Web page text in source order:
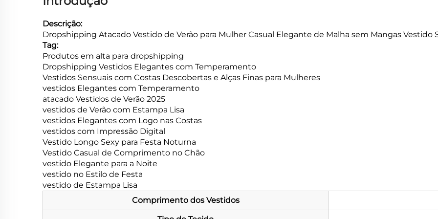
Descrição:
Dropshipping Atacado Vestido de Verão para Mulher Casual Elegante de Malha sem Mangas Vestido
Tag:
Produtos em alta para dropshipping
Dropshipping Vestidos Elegantes com Temperamento
Vestidos Sensuais com Costas Descobertas e Alças Finas para Mulheres
vestidos Elegantes com Temperamento
atacado Vestidos de Verão 2025
vestidos de Verão com Estampa Lisa
vestidos Elegantes com Logo nas Costas
vestidos com Impressão Digital
Vestido Longo Sexy para Festa Noturna
Vestido Casual de Comprimento no Chão
vestido Elegante para a Noite
vestido no Estilo de Festa
vestido de Estampa Lisa
Comprimento dos Vestidos